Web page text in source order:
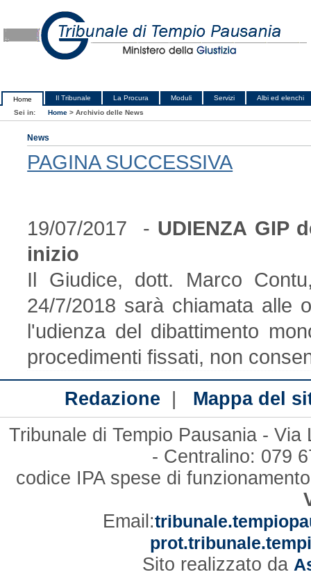
Home Il Tribunale La Procura Moduli Servizi
Albi ed elenchi
Sei in:
Home > Archivio delle News
News
PAGINA SUCCESSIVA
19/07/2017 - UDIENZA GIP
inizio
Il Giudice, dott. Marco
24/7/2018 sarà chiamata alle
l'udienza del dibattimento
procedimenti fissati, non
Redazione
Mappa del
Tribunale di Tempio Pausania -
- Centralino: 079
codice IPA spese di
Email:
Sito realizzato da